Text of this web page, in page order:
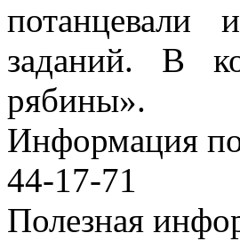
потанцевали
заданий. В
рябины».
Информация
44-17-71
Полезная